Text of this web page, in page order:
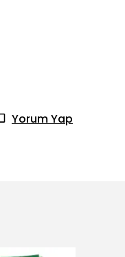
Yorum Yap